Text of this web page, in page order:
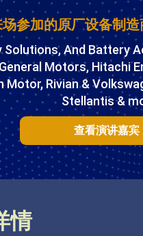
参加的原厂设备制
Solutions, And Battery
Motors, Hitachi
Rivian &
Stellantis &
查看演讲嘉宾
情